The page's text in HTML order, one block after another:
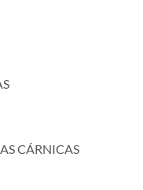
CÁRNICAS